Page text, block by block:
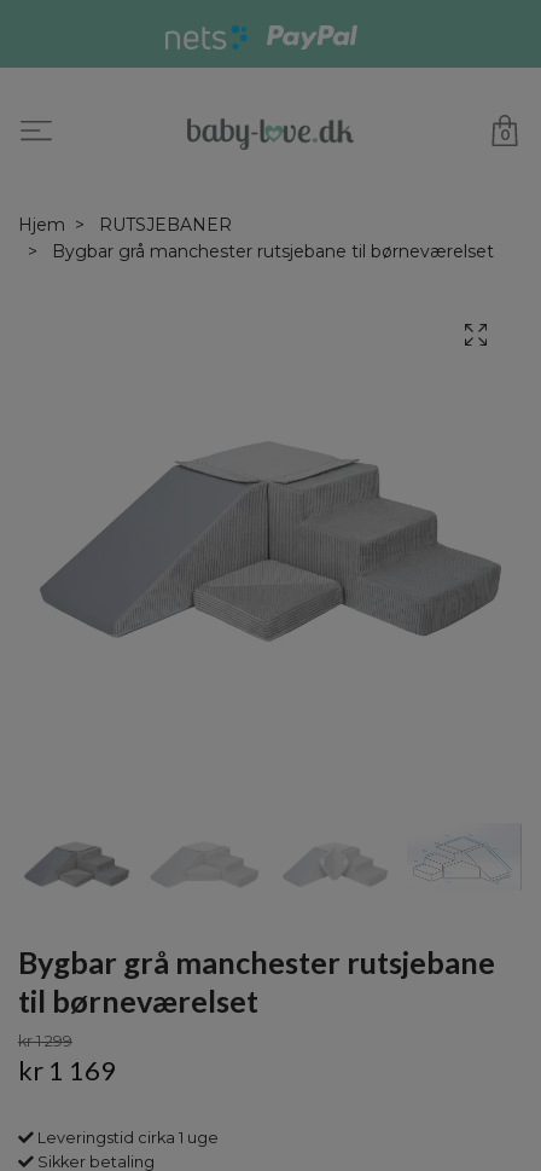
0
Hjem
RUTSJEBANER
Bygbar grå manchester rutsjebane til børneværelset
Bygbar grå manchester rutsjebane
til børneværelset
kr 1 299
kr 1 169
Leveringstid cirka 1 uge
Sikker betaling